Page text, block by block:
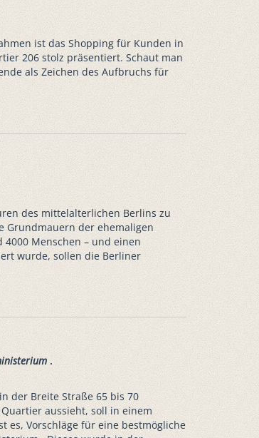
ist das Shopping für Kunden in
206 stolz präsentiert. Schaut man
als Zeichen des Aufbruchs für
des mittelalterlichen Berlins zu
Grundmauern der ehemaligen
Menschen – und einen
wurde, sollen die Berliner
.
der Breite Straße 65 bis 70
aussieht, soll in einem
es, Vorschläge für eine bestmögliche